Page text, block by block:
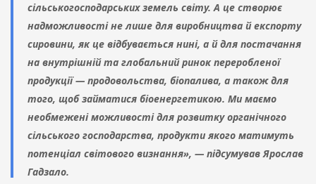
сільськогосподарських земель світу. А це створює
надможливості не лише для виробництва й експорту
сировини, як це відбувається нині, а й для постачання
на внутрішній та глобальний ринок переробленої
продукції — продовольства, біопалива, а також для
того, щоб займатися біоенергетикою. Ми маємо
необмежені можливості для розвитку органічного
сільського господарства, продукти якого матимуть
потенціал світового визнання», — підсумував Ярослав
Гадзало.